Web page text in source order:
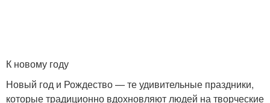
К новому году
Новый год и Рождество — те удивительные праздники,
которые традиционно вдохновляют людей на творческие